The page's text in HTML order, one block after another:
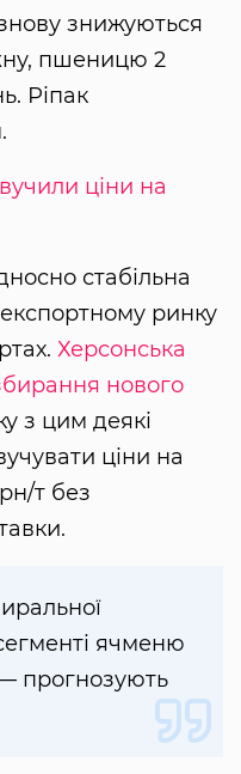
знижуються
пшеницю 2
Ріпак
ціни на
стабільна
ринку
Херсонська
нового
з цим деякі
ціни на
т без
доставки.
ячменю
прогнозують